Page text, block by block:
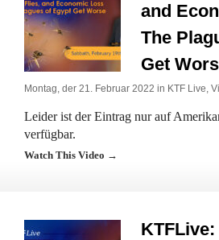
and
The
Get
Montag, der 21. Februar 2022 in KTF Live,
Leider ist der Eintrag nur auf
verfügbar.
Watch This Video →